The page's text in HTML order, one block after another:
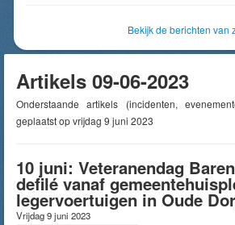
Bekijk de berichten van
Artikels 09-06-2023
Onderstaande artikels (incidenten,
geplaatst op vrijdag 9 juni 2023
10 juni: Veteranendag
defilé vanaf
legervoertuigen in Oude
Vrijdag 9 juni 2023